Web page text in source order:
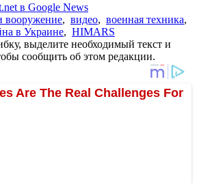
в Google News
вооружение, видео, военная техника,
в Украине, HIMARS
выделите необходимый текст и
сообщить об этом редакции.